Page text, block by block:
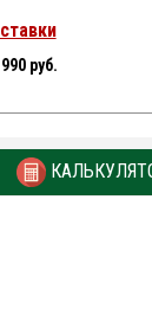
руб.